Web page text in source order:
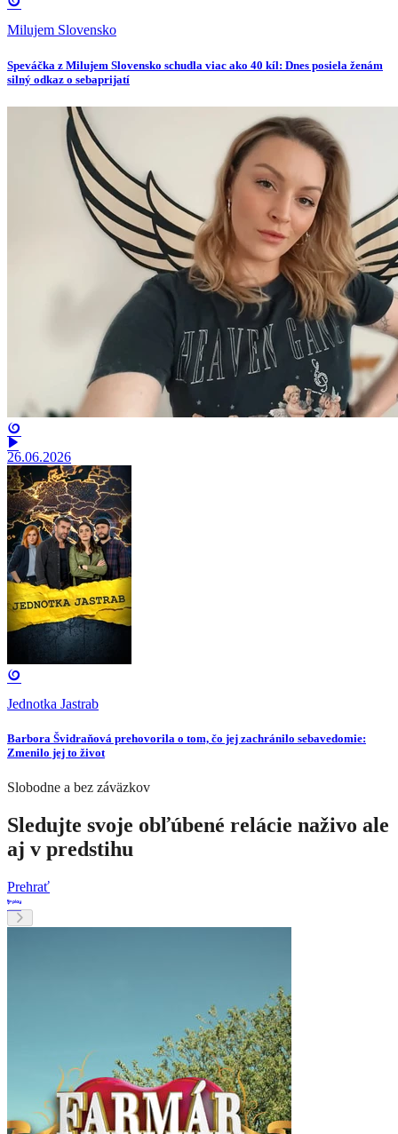
Milujem Slovensko
Speváčka z Milujem Slovensko schudla viac ako 40 kíl: Dnes posiela ženám
silný odkaz o sebaprijatí
26.06.2026
Jednotka Jastrab
Barbora Švidraňová prehovorila o tom, čo jej zachránilo sebavedomie:
Zmenilo jej to život
Slobodne a bez záväzkov
Sledujte svoje obľúbené relácie naživo ale
aj v predstihu
Prehrať